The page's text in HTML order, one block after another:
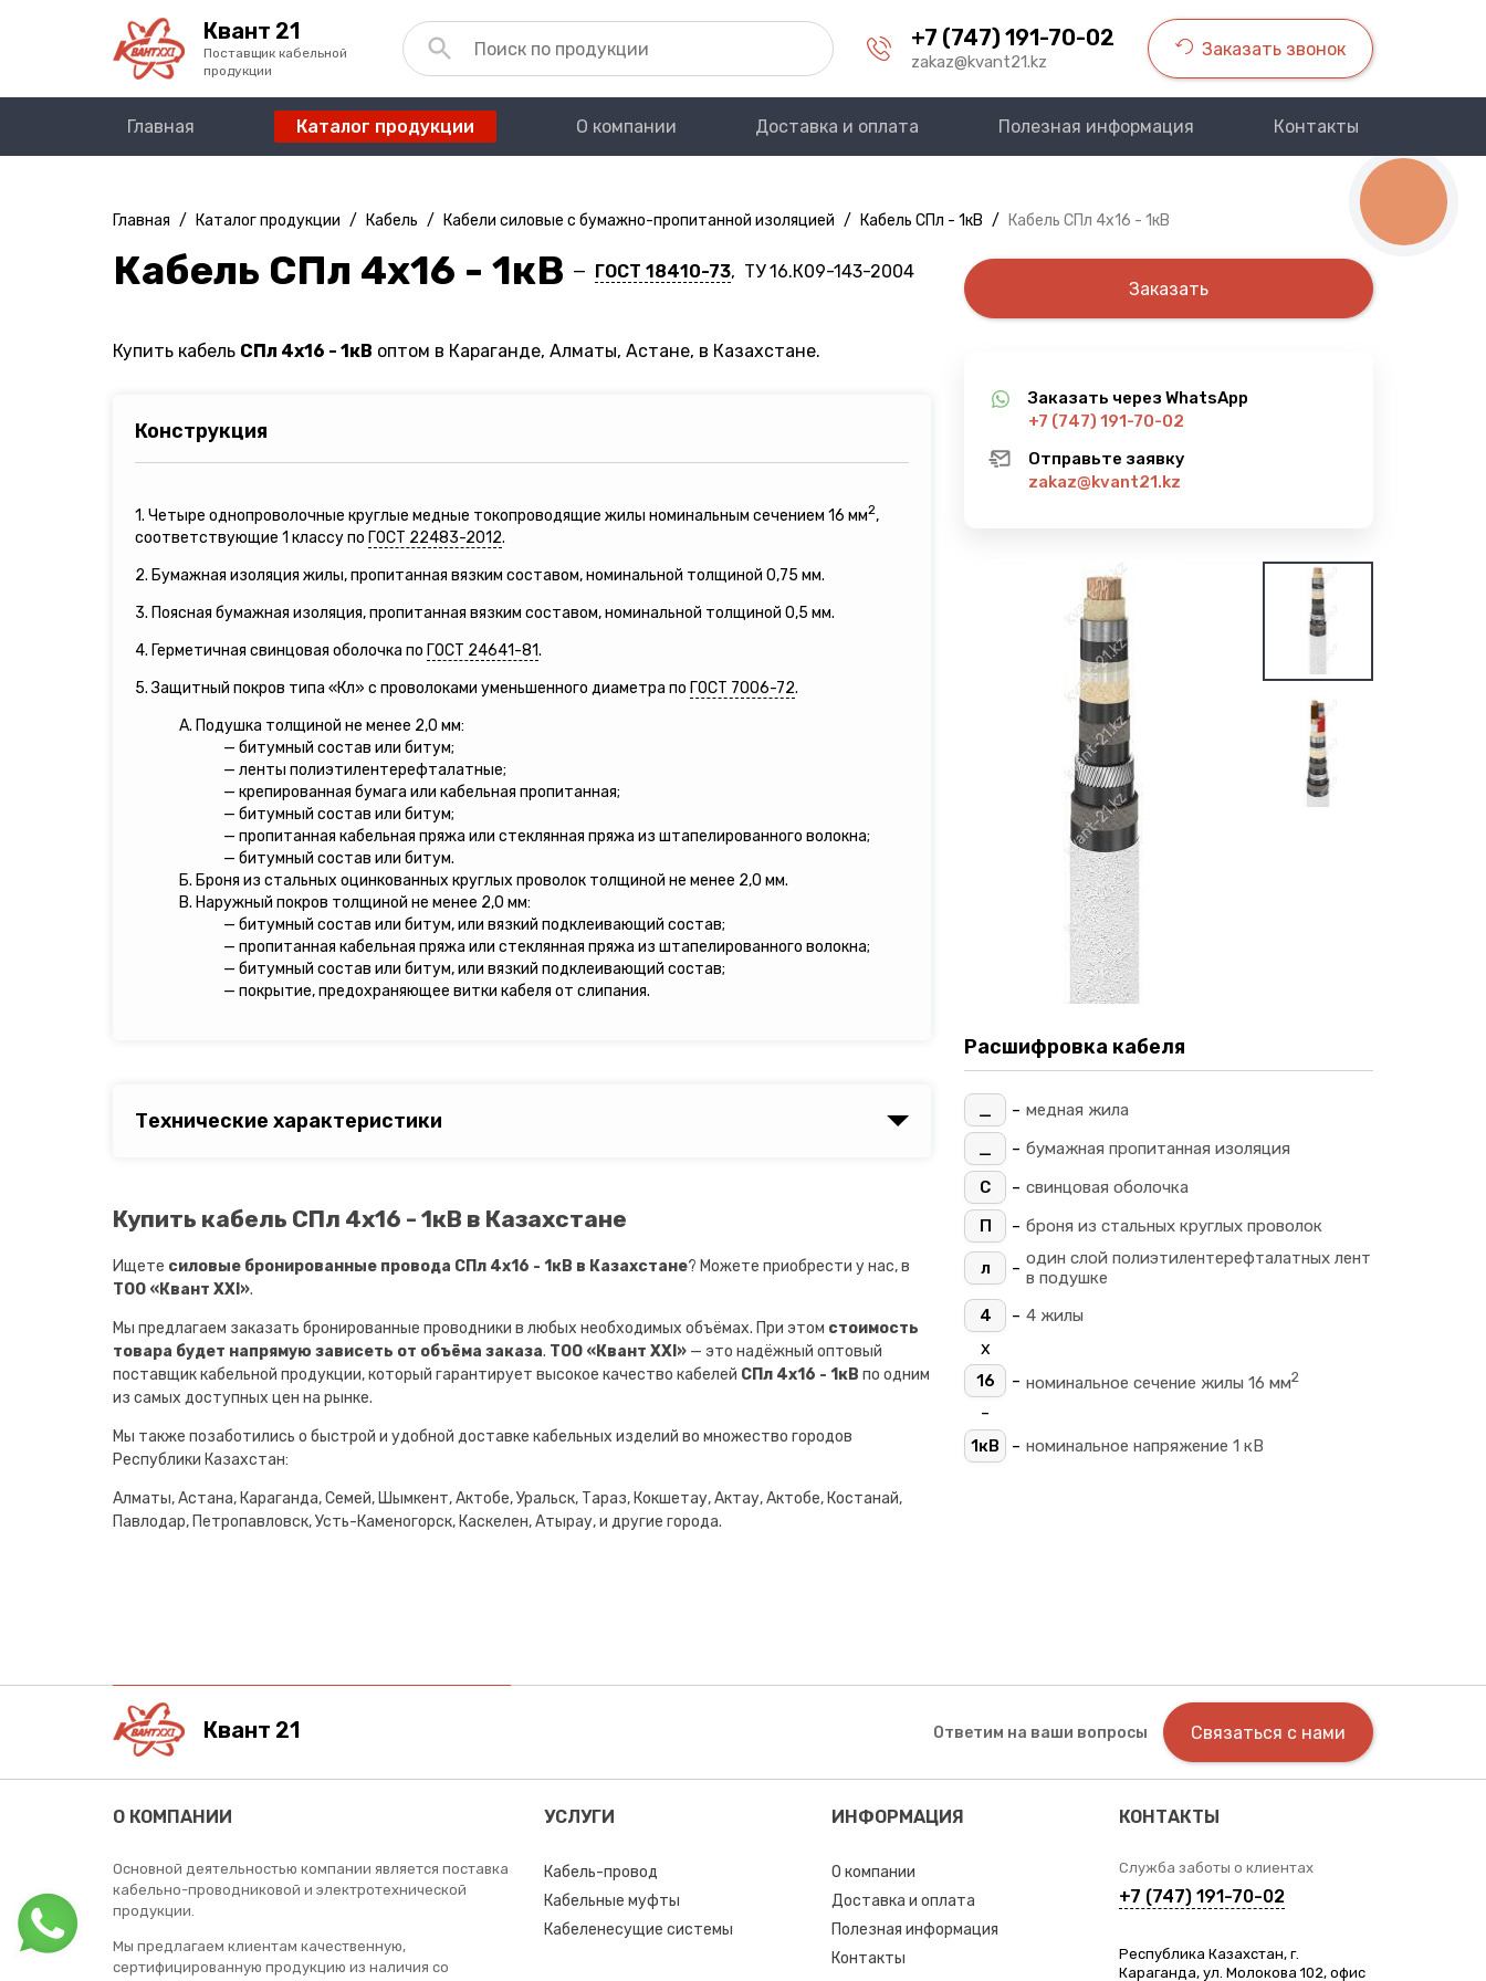
Квант 21
Поставщик кабельной
продукции
+7 (747) 191-70-02
zakaz@kvant21.kz
Заказать звонок
Главная Каталог продукции О компании Доставка и оплата Полезная информация Контакты
Главная / Каталог продукции / Кабель / Кабели силовые с бумажно-пропитанной изоляцией / Кабель СПл - 1кВ / Кабель СПл 4х16 - 1кВ
Кабель СПл 4х16 - 1кВ — ГОСТ 18410-73, ТУ 16.К09-143-2004
Купить кабель СПл 4х16 - 1кВ оптом в Караганде, Алматы, Астане, в Казахстане.
Конструкция
1. Четыре однопроволочные круглые медные токопроводящие жилы номинальным сечением 16 мм2,
соответствующие 1 классу по ГОСТ 22483-2012.
2. Бумажная изоляция жилы, пропитанная вязким составом, номинальной толщиной 0,75 мм.
3. Поясная бумажная изоляция, пропитанная вязким составом, номинальной толщиной 0,5 мм.
4. Герметичная свинцовая оболочка по ГОСТ 24641-81.
5. Защитный покров типа «Кл» с проволоками уменьшенного диаметра по ГОСТ 7006-72.
А. Подушка толщиной не менее 2,0 мм:
— битумный состав или битум;
— ленты полиэтилентерефталатные;
— крепированная бумага или кабельная пропитанная;
— битумный состав или битум;
— пропитанная кабельная пряжа или стеклянная пряжа из штапелированного волокна;
— битумный состав или битум.
Б. Броня из стальных оцинкованных круглых проволок толщиной не менее 2,0 мм.
В. Наружный покров толщиной не менее 2,0 мм:
— битумный состав или битум, или вязкий подклеивающий состав;
— пропитанная кабельная пряжа или стеклянная пряжа из штапелированного волокна;
— битумный состав или битум, или вязкий подклеивающий состав;
— покрытие, предохраняющее витки кабеля от слипания.
Технические характеристики
Купить кабель СПл 4х16 - 1кВ в Казахстане
Ищете силовые бронированные провода СПл 4х16 - 1кВ в Казахстане? Можете приобрести у нас, в
ТОО «Квант XXI».
Мы предлагаем заказать бронированные проводники в любых необходимых объёмах. При этом стоимость
товара будет напрямую зависеть от объёма заказа. ТОО «Квант XXI» — это надёжный оптовый
поставщик кабельной продукции, который гарантирует высокое качество кабелей СПл 4х16 - 1кВ по одним
из самых доступных цен на рынке.
Мы также позаботились о быстрой и удобной доставке кабельных изделий во множество городов
Республики Казахстан:
Алматы, Астана, Караганда, Семей, Шымкент, Актобе, Уральск, Тараз, Кокшетау, Актау, Актобе, Костанай,
Павлодар, Петропавловск, Усть-Каменогорск, Каскелен, Атырау, и другие города.
Заказать
Заказать через WhatsApp
+7 (747) 191-70-02
Отправьте заявку
zakaz@kvant21.kz
Расшифровка кабеля
_ - медная жила
_
- бумажная пропитанная изоляция
С
- свинцовая оболочка
П
- броня из стальных круглых проволок
л - один слой полиэтилентерефталатных лент
в подушке
4
- 4 жилы
х
16 - номинальное сечение жилы 16 мм2
-
1кВ - номинальное напряжение 1 кВ
Квант 21 Ответим на ваши вопросы Связаться с нами
О КОМПАНИИ
Основной деятельностью компании является поставка
кабельно-проводниковой и электротехнической
продукции.
Мы предлагаем клиентам качественную,
сертифицированную продукцию из наличия со
УСЛУГИ
Кабель-провод
Кабельные муфты
Кабеленесущие системы
ИНФОРМАЦИЯ
О компании
Доставка и оплата
Полезная информация
Контакты
КОНТАКТЫ
Служба заботы о клиентах
+7 (747) 191-70-02
Республика Казахстан, г.
Караганда, ул. Молокова 102, офис